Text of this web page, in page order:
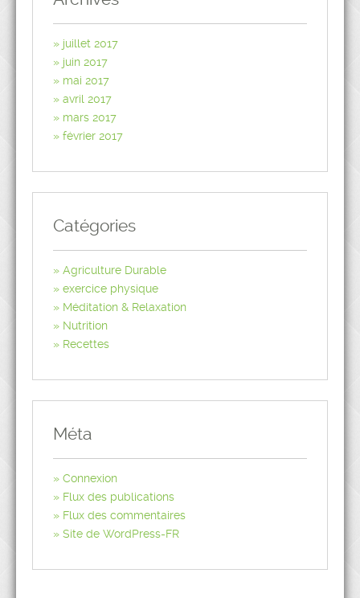
juillet 2017
juin 2017
mai 2017
avril 2017
mars 2017
février 2017
Catégories
Agriculture Durable
exercice physique
Méditation & Relaxation
Nutrition
Recettes
Méta
Connexion
Flux des publications
Flux des commentaires
Site de WordPress-FR